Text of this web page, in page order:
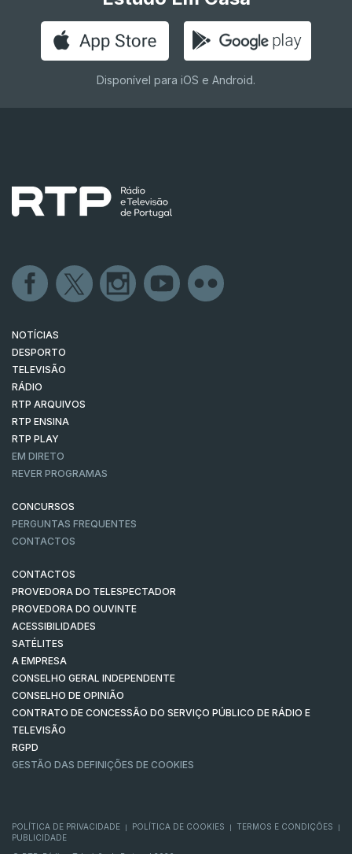
Disponível para iOS e Android.
NOTÍCIAS
DESPORTO
TELEVISÃO
RÁDIO
RTP ARQUIVOS
RTP ENSINA
RTP PLAY
EM DIRETO
REVER PROGRAMAS
CONCURSOS
PERGUNTAS FREQUENTES
CONTACTOS
CONTACTOS
PROVEDORA DO TELESPECTADOR
PROVEDORA DO OUVINTE
ACESSIBILIDADES
SATÉLITES
A EMPRESA
CONSELHO GERAL INDEPENDENTE
CONSELHO DE OPINIÃO
CONTRATO DE CONCESSÃO DO SERVIÇO PÚBLICO DE RÁDIO E
TELEVISÃO
RGPD
GESTÃO DAS DEFINIÇÕES DE COOKIES
POLÍTICA DE PRIVACIDADE POLÍTICA DE COOKIES TERMOS E CONDIÇÕES
PUBLICIDADE